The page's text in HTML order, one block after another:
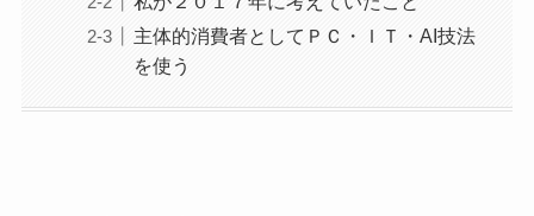
主体的消費者としてＰＣ・ＩＴ・AI技法
を使う